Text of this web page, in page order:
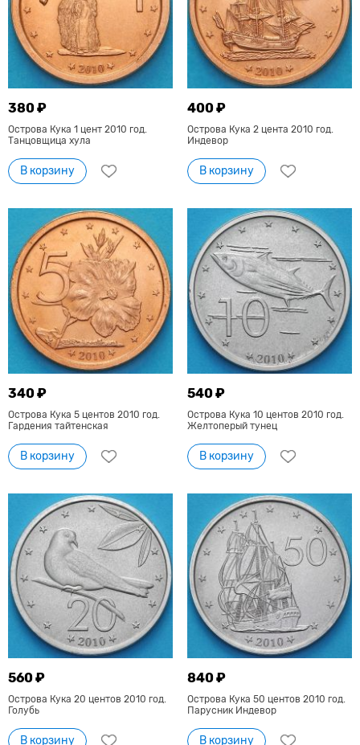
380 ₽
Острова Кука 1 цент 2010 год.
Танцовщица хула
В корзину
400 ₽
Острова Кука 2 цента 2010 год.
Индевор
В корзину
340 ₽
Острова Кука 5 центов 2010 год.
Гардения тайтенская
В корзину
540 ₽
Острова Кука 10 центов 2010 год.
Желтоперый тунец
В корзину
560 ₽
Острова Кука 20 центов 2010 год.
Голубь
В корзину
840 ₽
Острова Кука 50 центов 2010 год.
Парусник Индевор
В корзину